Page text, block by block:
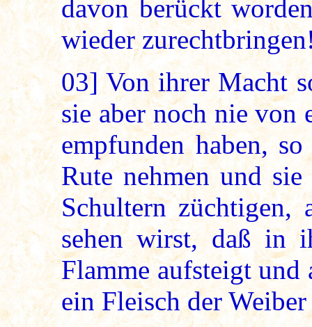
davon berückt
wieder
03] Von ihrer Macht
sie aber noch nie von
empfunden haben,
Rute nehmen und
Schultern
sehen wirst, daß in
Flamme aufsteigt und
ein Fleisch der